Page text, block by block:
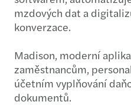
mzdových dat a
konverzace.
Madison, moderní
zaměstnancům,
účetním vyplňování
dokumentů.